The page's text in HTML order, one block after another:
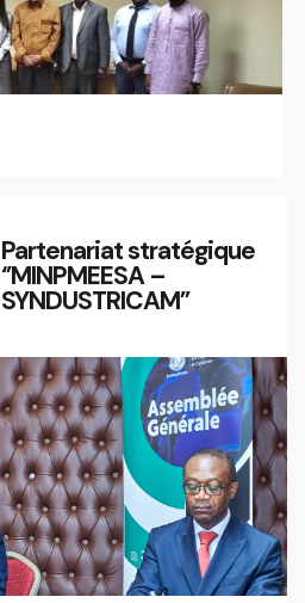
Partenariat stratégique
‘’MINPMEESA –
SYNDUSTRICAM’’